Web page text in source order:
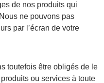
de nos produits qui
ne pouvons pas
par l’écran de votre
toutefois être obligés de le
ou services à toute